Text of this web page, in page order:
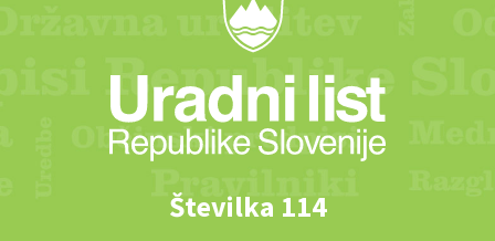
Številka 114